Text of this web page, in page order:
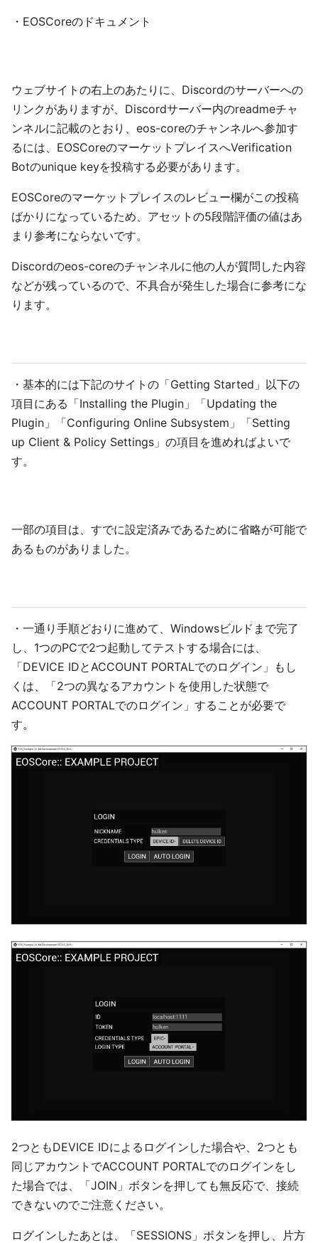
・EOSCoreのドキュメント
ウェブサイトの右上のあたりに、Discordのサーバーへの
リンクがありますが、Discordサーバー内のreadmeチャ
ンネルに記載のとおり、eos-coreのチャンネルへ参加す
るには、EOSCoreのマーケットプレイスへVerification
Botのunique keyを投稿する必要があります。
EOSCoreのマーケットプレイスのレビュー欄がこの投稿
ばかりになっているため、アセットの5段階評価の値はあ
まり参考にならないです。
Discordのeos-coreのチャンネルに他の人が質問した内容
などが残っているので、不具合が発生した場合に参考にな
ります。
・基本的には下記のサイトの「Getting Started」以下の
項目にある「Installing the Plugin」「Updating the
Plugin」「Configuring Online Subsystem」「Setting
up Client & Policy Settings」の項目を進めればよいで
す。
一部の項目は、すでに設定済みであるために省略が可能で
あるものがありました。
・一通り手順どおりに進めて、Windowsビルドまで完了
し、1つのPCで2つ起動してテストする場合には、
「DEVICE IDとACCOUNT PORTALでのログイン」もし
くは、「2つの異なるアカウントを使用した状態で
ACCOUNT PORTALでのログイン」することが必要で
す。
2つともDEVICE IDによるログインした場合や、2つとも
同じアカウントでACCOUNT PORTALでのログインをし
た場合では、「JOIN」ボタンを押しても無反応で、接続
できないのでご注意ください。
ログインしたあとは、「SESSIONS」ボタンを押し、片方